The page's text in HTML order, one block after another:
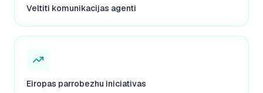
Veltiti komunikacijas agenti
Eiropas parrobezhu iniciativas